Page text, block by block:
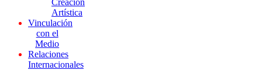
Creación
Artística
Vinculación
con el
Medio
Relaciones
Internacionales